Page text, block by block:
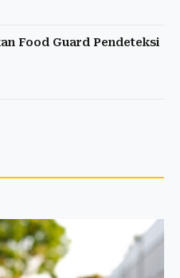
Food Guard Pendeteksi